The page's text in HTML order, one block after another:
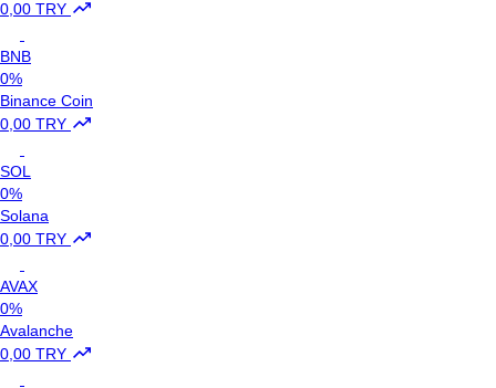
0,00 TRY
BNB
0%
Binance Coin
0,00 TRY
SOL
0%
Solana
0,00 TRY
AVAX
0%
Avalanche
0,00 TRY